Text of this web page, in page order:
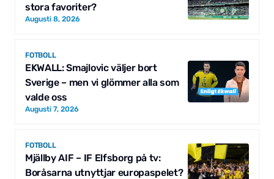
stora favoriter?
Augusti 8, 2026
FOTBOLL
EKWALL: Smajlovic väljer bort
Sverige – men vi glömmer alla som
valde oss
Augusti 7, 2026
FOTBOLL
Mjällby AIF – IF Elfsborg på tv:
Boråsarna utnyttjar europaspelet?